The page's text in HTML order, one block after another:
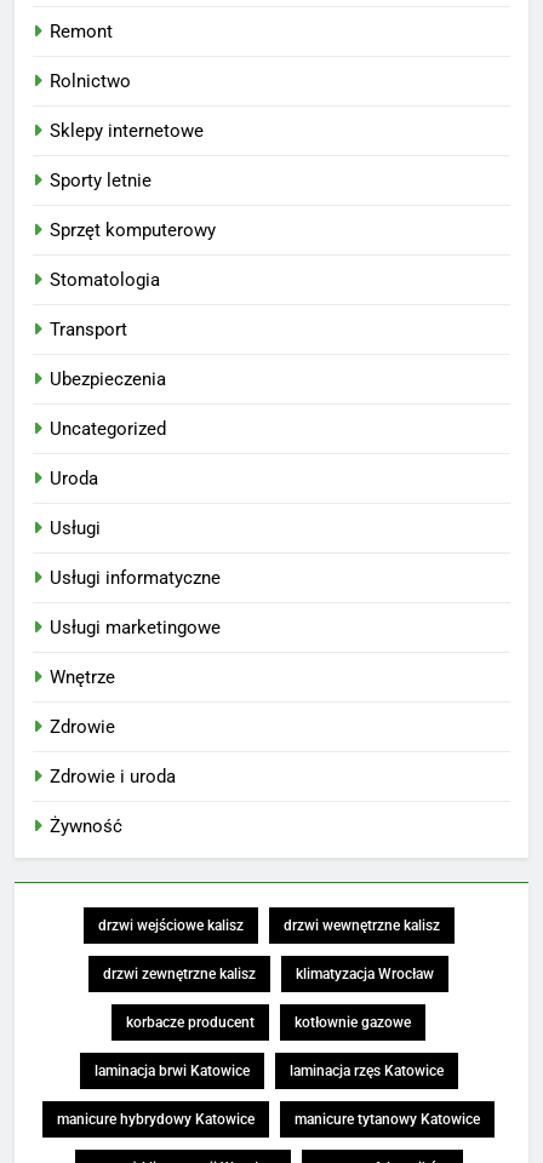
Remont
Rolnictwo
Sklepy internetowe
Sporty letnie
Sprzęt komputerowy
Stomatologia
Transport
Ubezpieczenia
Uncategorized
Uroda
Usługi
Usługi informatyczne
Usługi marketingowe
Wnętrze
Zdrowie
Zdrowie i uroda
Żywność
drzwi wejściowe kalisz drzwi wewnętrzne kalisz
drzwi zewnętrzne kalisz klimatyzacja Wrocław
korbacze producent kotłownie gazowe
laminacja brwi Katowice laminacja rzęs Katowice
manicure hybrydowy Katowice manicure tytanowy Katowice